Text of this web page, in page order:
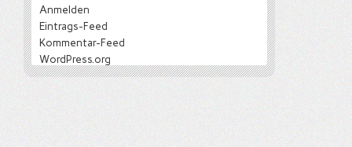
Anmelden
Eintrags-Feed
Kommentar-Feed
WordPress.org